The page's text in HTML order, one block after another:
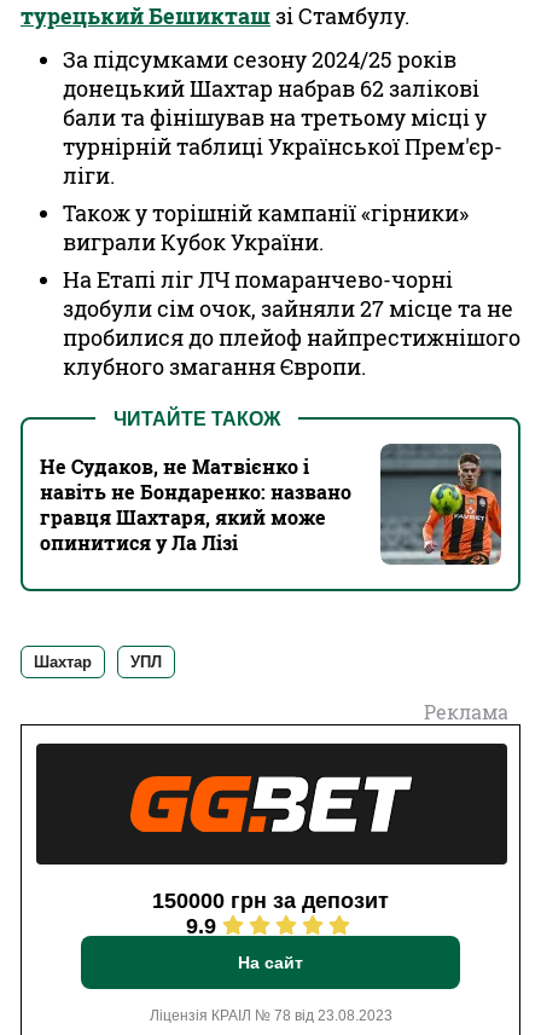
турецький Бешикташзі Стамбулу.
За підсумками сезону 2024/25 років
донецький Шахтар набрав 62 залікові
бали та фінішував на третьому місці у
турнірній таблиці Української Прем'єр-
ліги.
Також у торішній кампанії «гірники»
виграли Кубок України.
На Етапі ліг ЛЧ помаранчево-чорні
здобули сім очок, зайняли 27 місце та не
пробилися до плейоф найпрестижнішого
клубного змагання Європи.
ЧИТАЙТЕ ТАКОЖ
Не Судаков, не Матвієнко і
навіть не Бондаренко: названо
гравця Шахтаря, який може
опинитися у Ла Лізі
Шахтар УПЛ
Реклама
150000 грн за депозит
9.9
На сайт
Ліцензія КРАІЛ № 78 від 23.08.2023